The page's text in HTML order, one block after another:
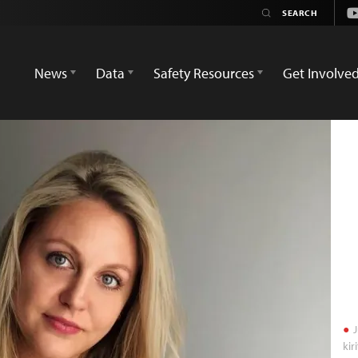
News
Data Safety Resources Get Involved